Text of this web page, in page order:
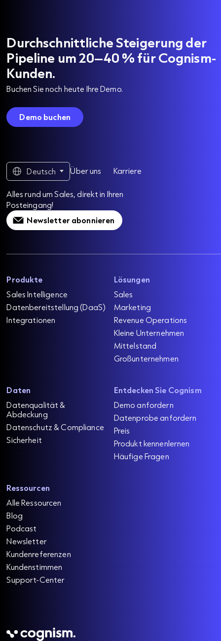
Durchschnittliche Steigerung der
Pipeline um 20–40 % für Cognism-
Kunden.
Buchen Sie noch heute Ihre Demo.
Demo buchen
Deutsch Über uns Karriere
Alles rund um Sales, direkt in Ihren
Posteingang!
Newsletter abonnieren
Produkte
Sales Intelligence
Datenbereitstellung (DaaS)
Integrationen
Lösungen
Sales
Marketing
Revenue Operations
Kleine Unternehmen
Mittelstand
Großunternehmen
Daten
Datenqualität &
Abdeckung
Datenschutz & Compliance
Sicherheit
Entdecken Sie Cognism
Demo anfordern
Datenprobe anfordern
Preis
Produkt kennenlernen
Häufige Fragen
Ressourcen
Alle Ressourcen
Blog
Podcast
Newsletter
Kundenreferenzen
Kundenstimmen
Support-Center